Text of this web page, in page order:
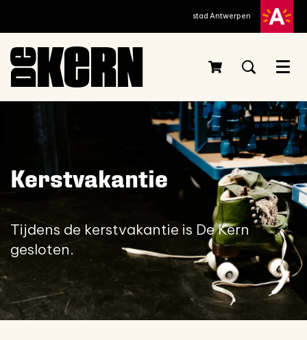
stad Antwerpen
Menu
Kerstvakantie
Tijdens de kerstvakantie is De Kern
gesloten.